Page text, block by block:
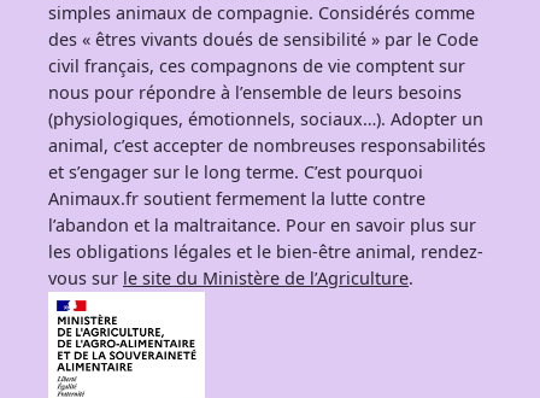
simples animaux de compagnie. Considérés comme
des « êtres vivants doués de sensibilité » par le Code
civil français, ces compagnons de vie comptent sur
nous pour répondre à l’ensemble de leurs besoins
(physiologiques, émotionnels, sociaux…). Adopter un
animal, c’est accepter de nombreuses responsabilités
et s’engager sur le long terme. C’est pourquoi
Animaux.fr soutient fermement la lutte contre
l’abandon et la maltraitance. Pour en savoir plus sur
les obligations légales et le bien-être animal, rendez-
vous sur le site du Ministère de l’Agriculture.